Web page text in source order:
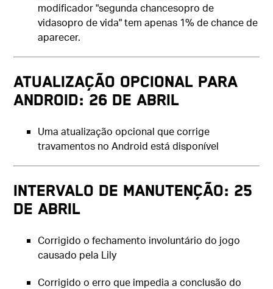
modificador "segunda chancesopro de
vidasopro de vida" tem apenas 1% de chance de
aparecer.
Atualização opcional para
Android: 26 de abril
Uma atualização opcional que corrige
travamentos no Android está disponível
Intervalo de manutenção: 25
de abril
Corrigido o fechamento involuntário do jogo
causado pela Lily
Corrigido o erro que impedia a conclusão do